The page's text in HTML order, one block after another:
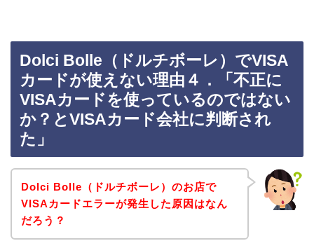
Dolci Bolle（ドルチボーレ）でVISA
カードが使えない理由４．「不正に
VISAカードを使っているのではない
か？とVISAカード会社に判断され
た」
Dolci Bolle（ドルチボーレ）のお店で
VISAカードエラーが発生した原因はなん
だろう？